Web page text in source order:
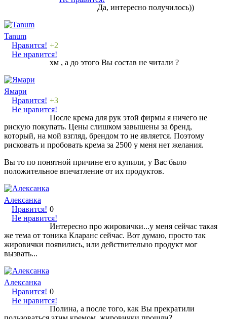
Да, интересно получилось))
Tanum
Нравится!
Не нравится!
+2
хм , а до этого Вы состав не читали ?
Ямари
Нравится!
Не нравится!
+3
После крема для рук этой фирмы я ничего не
рискую покупать. Цены слишком завышены за бренд,
который, на мой взгляд, брендом то не является. Поэтому
рисковать и пробовать крема за 2500 у меня нет желания.
Вы то по понятной причине его купили, у Вас было
положительное впечатление от их продуктов.
Алексанка
Нравится!
Не нравится!
0
Интересно про жировички...у меня сейчас такая
же тема от тоника Кларанс сейчас. Вот думаю, просто так
жировички появились, или действительно продукт мог
вызвать...
Алексанка
Нравится!
Не нравится!
0
Полина, а после того, как Вы прекратили